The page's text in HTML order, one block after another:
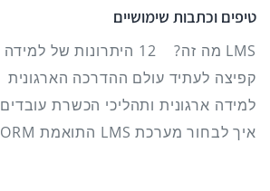
טיפים וכתבות שימושיים
LMS מה זה?
12 היתרונות של למידה מקוונת
קפיצה לעתיד עולם ההדרכה הארגונית
למידה ארגונית ותהליכי הכשרת עובדים
איך לבחור מערכת LMS התואמת SCORM